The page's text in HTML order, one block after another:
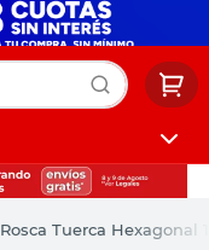
Rosca Tuerca Hexagonal